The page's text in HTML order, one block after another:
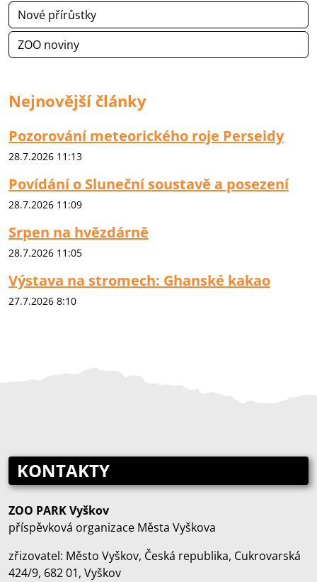
Nové přírůstky
ZOO noviny
Nejnovější články
Pozorování meteorického roje Perseidy
28.7.2026 11:13
Povídání o Sluneční soustavě a posezení
28.7.2026 11:09
Srpen na hvězdárně
28.7.2026 11:05
Výstava na stromech: Ghanské kakao
27.7.2026 8:10
KONTAKTY
ZOO PARK Vyškov
příspěvková organizace Města Vyškova
zřizovatel: Město Vyškov, Česká republika, Cukrovarská
424/9, 682 01, Vyškov